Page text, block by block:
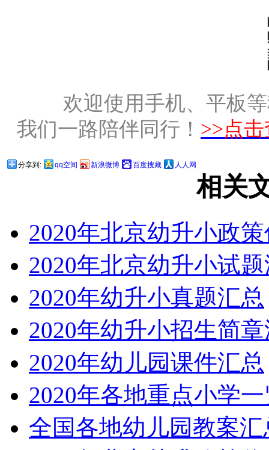
欢迎使用手机、平板
我们一路陪伴同行！ >>点
分享到: qq空间 新浪微博 百度搜藏 人人网
相关
2020年北京幼升小政
2020年北京幼升小试
2020年幼升小真题汇总
2020年幼升小招生简
2020年幼儿园课件汇总
2020年各地重点小学
全国各地幼儿园教案汇